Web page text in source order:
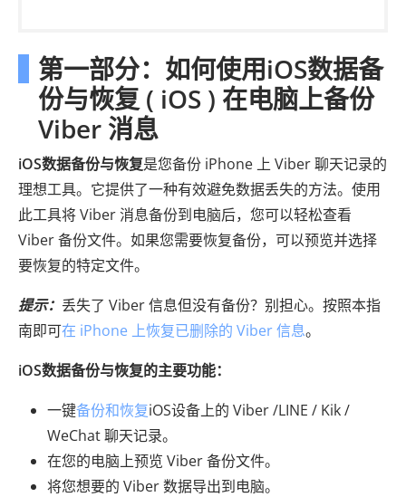
第一部分：如何使用iOS数据备
份与恢复 ( iOS ) 在电脑上备份
Viber 消息
iOS数据备份与恢复是您备份 iPhone 上 Viber 聊天记录的
理想工具。它提供了一种有效避免数据丢失的方法。使用
此工具将 Viber 消息备份到电脑后，您可以轻松查看
Viber 备份文件。如果您需要恢复备份，可以预览并选择
要恢复的特定文件。
提示： 丢失了 Viber 信息但没有备份？别担心。按照本指
南即可在 iPhone 上恢复已删除的 Viber 信息。
iOS数据备份与恢复的主要功能：
一键备份和恢复iOS设备上的 Viber /LINE / Kik /
WeChat 聊天记录。
在您的电脑上预览 Viber 备份文件。
将您想要的 Viber 数据导出到电脑。